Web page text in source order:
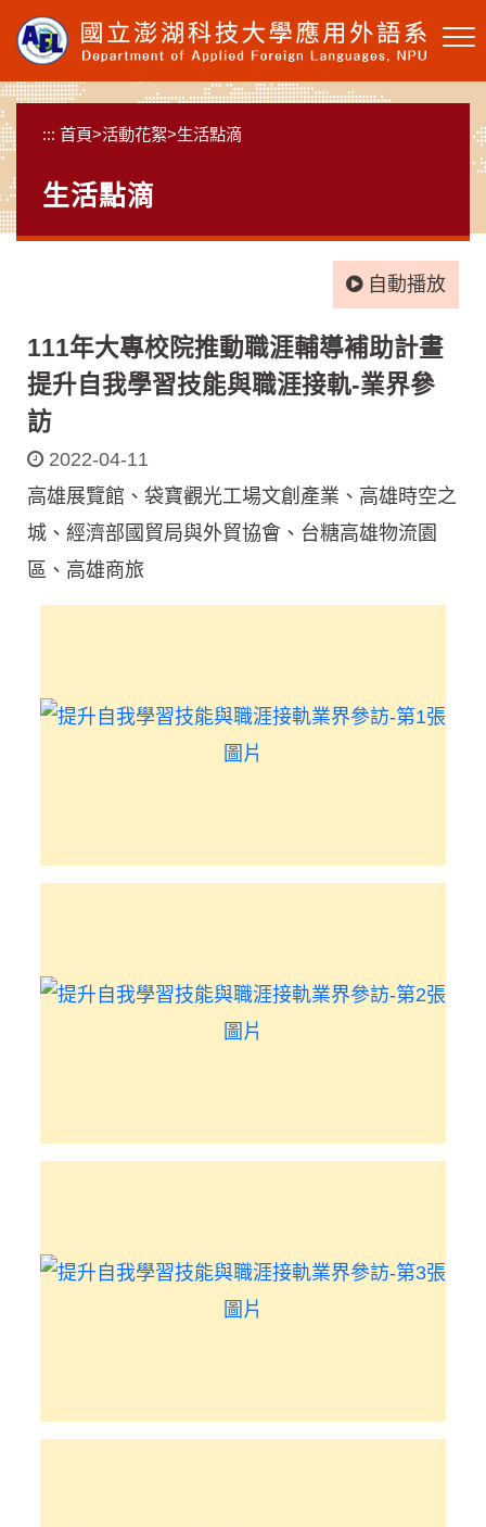
要
內
容
塊
::: 首頁>活動花絮>生活點滴
生活點滴
自動播放
111年大專校院推動職涯輔導補助計畫
提升自我學習技能與職涯接軌-業界參
訪
2022-04-11
高雄展覽館、袋寶觀光工場文創產業、高雄時空之
城、經濟部國貿局與外貿協會、台糖高雄物流園
區、高雄商旅